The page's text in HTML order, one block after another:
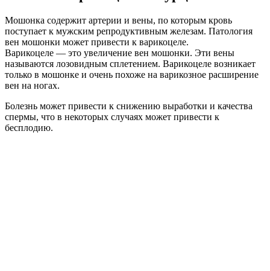
Мошонка содержит артерии и вены, по которым кровь
поступает к мужским репродуктивным железам. Патология
вен мошонки может привести к варикоцеле.
Варикоцеле — это увеличение вен мошонки. Эти вены
называются лозовидным сплетением. Варикоцеле возникает
только в мошонке и очень похоже на варикозное расширение
вен на ногах.
Болезнь может привести к снижению выработки и качества
спермы, что в некоторых случаях может привести к
бесплодию.